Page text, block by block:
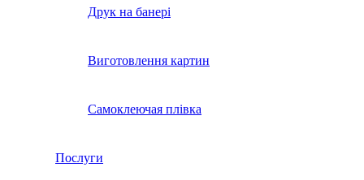
Друк на банері
Виготовлення картин
Самоклеючая плівка
Послуги